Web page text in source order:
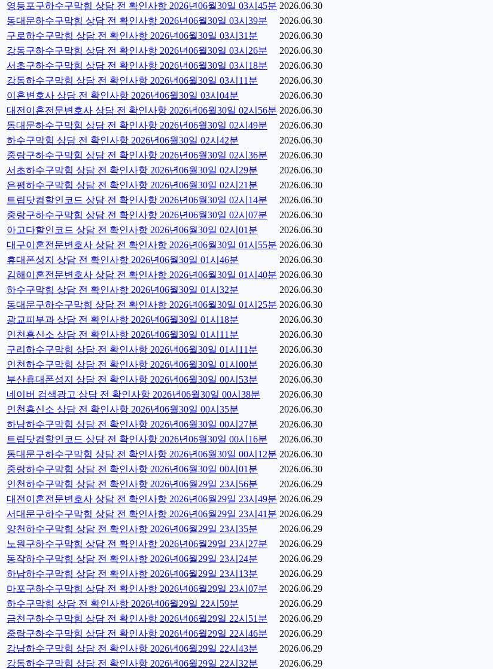
영등포구하수구막힘 상담 전 확인사항 2026년06월30일 03시45분 2026.06.30
동대문하수구막힘 상담 전 확인사항 2026년06월30일 03시39분
2026.06.30
구로하수구막힘 상담 전 확인사항 2026년06월30일 03시31분
2026.06.30
강동구하수구막힘 상담 전 확인사항 2026년06월30일 03시26분
2026.06.30
서초구하수구막힘 상담 전 확인사항 2026년06월30일 03시18분
2026.06.30
강동하수구막힘 상담 전 확인사항 2026년06월30일 03시11분
2026.06.30
이혼변호사 상담 전 확인사항 2026년06월30일 03시04분
2026.06.30
대전이혼전문변호사 상담 전 확인사항 2026년06월30일 02시56분 2026.06.30
동대문하수구막힘 상담 전 확인사항 2026년06월30일 02시49분
2026.06.30
하수구막힘 상담 전 확인사항 2026년06월30일 02시42분
2026.06.30
중랑구하수구막힘 상담 전 확인사항 2026년06월30일 02시36분
2026.06.30
서초하수구막힘 상담 전 확인사항 2026년06월30일 02시29분
2026.06.30
은평하수구막힘 상담 전 확인사항 2026년06월30일 02시21분
2026.06.30
트립닷컴할인코드 상담 전 확인사항 2026년06월30일 02시14분
2026.06.30
중랑구하수구막힘 상담 전 확인사항 2026년06월30일 02시07분
2026.06.30
아고다할인코드 상담 전 확인사항 2026년06월30일 02시01분
2026.06.30
대구이혼전문변호사 상담 전 확인사항 2026년06월30일 01시55분 2026.06.30
휴대폰성지 상담 전 확인사항 2026년06월30일 01시46분
2026.06.30
김해이혼전문변호사 상담 전 확인사항 2026년06월30일 01시40분 2026.06.30
하수구막힘 상담 전 확인사항 2026년06월30일 01시32분
2026.06.30
동대문구하수구막힘 상담 전 확인사항 2026년06월30일 01시25분 2026.06.30
광교피부과 상담 전 확인사항 2026년06월30일 01시18분
2026.06.30
인천흥신소 상담 전 확인사항 2026년06월30일 01시11분
2026.06.30
구리하수구막힘 상담 전 확인사항 2026년06월30일 01시11분
2026.06.30
인천하수구막힘 상담 전 확인사항 2026년06월30일 01시00분
2026.06.30
부산휴대폰성지 상담 전 확인사항 2026년06월30일 00시53분
2026.06.30
네이버 검색광고 상담 전 확인사항 2026년06월30일 00시38분
2026.06.30
인천흥신소 상담 전 확인사항 2026년06월30일 00시35분
2026.06.30
하남하수구막힘 상담 전 확인사항 2026년06월30일 00시27분
2026.06.30
트립닷컴할인코드 상담 전 확인사항 2026년06월30일 00시16분
2026.06.30
동대문구하수구막힘 상담 전 확인사항 2026년06월30일 00시12분 2026.06.30
중랑하수구막힘 상담 전 확인사항 2026년06월30일 00시01분
2026.06.30
인천하수구막힘 상담 전 확인사항 2026년06월29일 23시56분
2026.06.29
대전이혼전문변호사 상담 전 확인사항 2026년06월29일 23시49분 2026.06.29
서대문구하수구막힘 상담 전 확인사항 2026년06월29일 23시41분 2026.06.29
양천하수구막힘 상담 전 확인사항 2026년06월29일 23시35분
2026.06.29
노원구하수구막힘 상담 전 확인사항 2026년06월29일 23시27분
2026.06.29
동작하수구막힘 상담 전 확인사항 2026년06월29일 23시24분
2026.06.29
하남하수구막힘 상담 전 확인사항 2026년06월29일 23시13분
2026.06.29
마포구하수구막힘 상담 전 확인사항 2026년06월29일 23시07분
2026.06.29
하수구막힘 상담 전 확인사항 2026년06월29일 22시59분
2026.06.29
금천구하수구막힘 상담 전 확인사항 2026년06월29일 22시51분
2026.06.29
중랑구하수구막힘 상담 전 확인사항 2026년06월29일 22시46분
2026.06.29
강남하수구막힘 상담 전 확인사항 2026년06월29일 22시43분
2026.06.29
강동하수구막힘 상담 전 확인사항 2026년06월29일 22시32분
2026.06.29